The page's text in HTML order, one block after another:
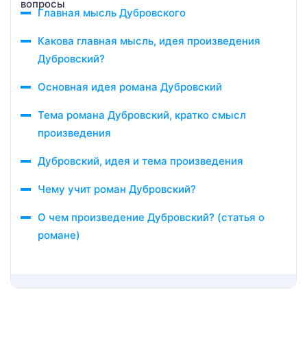
Главная мысль Дубровского
Какова главная мысль, идея произведения
Дубровский?
Основная идея романа Дубровский
Тема романа Дубровский, кратко смысл
произведения
Дубровский, идея и тема произведения
Чему учит роман Дубровский?
О чем произведение Дубровский? (статья о
романе)